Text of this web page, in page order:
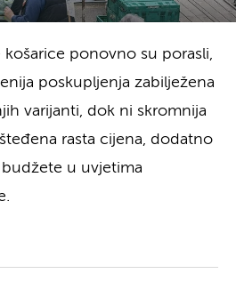
košarice ponovno su porasli,
poskupljenja zabilježena
varijanti, dok ni skromnija
rasta cijena, dodatno
u uvjetima